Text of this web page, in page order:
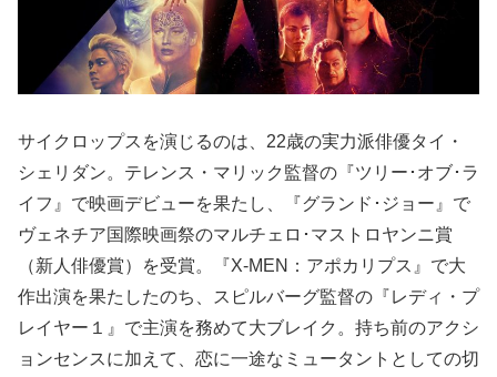
サイクロップスを演じるのは、22歳の実力派俳優タイ・
シェリダン。テレンス・マリック監督の『ツリー･オブ･ラ
イフ』で映画デビューを果たし、『グランド･ジョー』で
ヴェネチア国際映画祭のマルチェロ･マストロヤンニ賞
（新人俳優賞）を受賞。『X-MEN：アポカリプス』で大
作出演を果たしたのち、スピルバーグ監督の『レディ・プ
レイヤー１』で主演を務めて大ブレイク。持ち前のアクシ
ョンセンスに加えて、恋に一途なミュータントとしての切